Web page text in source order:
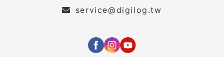
service@digilog.tw